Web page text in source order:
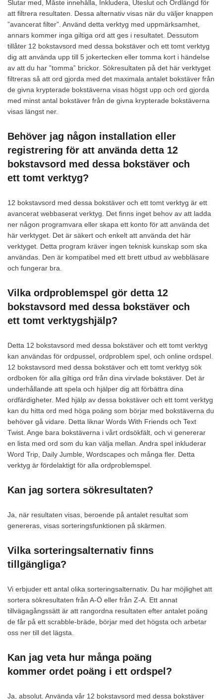
Slutar med, Måste innehålla, Inkludera, Uteslut och Ordlängd för
att filtrera resultaten. Dessa alternativ visas när du väljer knappen
”avancerat filter”. Använd detta verktyg med uppmärksamhet,
annars kommer inga giltiga ord att ges i resultatet. Dessutom
tillåter 12 bokstavsord med dessa bokstäver och ett tomt verktyg
dig att använda upp till 5 jokertecken eller tomma kort i händelse
av att du har ”tomma” brickor. Sökresultaten på det här verktyget
filtreras så att ord gjorda med det maximala antalet bokstäver från
de givna krypterade bokstäverna visas högst upp och ord gjorda
med minst antal bokstäver från de givna krypterade bokstäverna
visas längst ner.
Behöver jag någon installation eller
registrering för att använda detta 12
bokstavsord med dessa bokstäver och
ett tomt verktyg?
12 bokstavsord med dessa bokstäver och ett tomt verktyg är ett
avancerat webbaserat verktyg. Det finns inget behov av att ladda
ner någon programvara eller skapa ett konto för att använda det
här verktyget. Det är säkert och enkelt att använda det här
verktyget. Detta program kräver ingen teknisk kunskap som ska
användas. Den är kompatibel med ett brett utbud av webbläsare
och fungerar bra.
Vilka ordproblemspel gör detta 12
bokstavsord med dessa bokstäver och
ett tomt verktygshjälp?
Detta 12 bokstavsord med dessa bokstäver och ett tomt verktyg
kan användas för ordpussel, ordproblem spel, och online ordspel.
12 bokstavsord med dessa bokstäver och ett tomt verktyg sök
ordboken för alla giltiga ord från dina virvlade bokstäver. Det är
underhållande att spela och hjälper dig att förbättra dina
ordfärdigheter. Med hjälp av dessa bokstäver och ett tomt verktyg
kan du hitta ord med höga poäng som börjar med bokstäverna du
behöver gå vidare. Detta liknar Words With Friends och Text
Twist. Ange bara bokstäverna i vårt ordsökfält, och vi genererar
en lista med ord som du kan välja mellan. Andra spel inkluderar
Word Trip, Daily Jumble, Wordscapes och många fler. Detta
verktyg är fördelaktigt för alla ordproblemspel.
Kan jag sortera sökresultaten?
Ja, när resultaten visas, beroende på antalet resultat som
genereras, visas sorteringsfunktionen på skärmen.
Vilka sorteringsalternativ finns
tillgängliga?
Vi erbjuder ett antal olika sorteringsalternativ. Du har möjlighet att
sortera sökresultaten från A-Ö eller från Z-A. Ett annat
tillvägagångssätt är att rangordna resultaten efter antalet poäng
de får på ett scrabble-bräde, börjar med det högsta och arbetar
oss ner till det lägsta.
Kan jag veta hur många poäng
kommer ordet poäng i ett ordspel?
Ja, absolut. Använda vår 12 bokstavsord med dessa bokstäver